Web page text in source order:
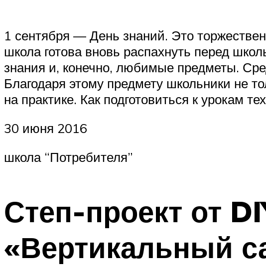
1 сентября — День знаний. Это
школа готова вновь распахнуть перед
знания и, конечно, любимые предметы.
Благодаря этому предмету школьники не
на практике. Как подготовиться к урокам
30 июня 2016
школа “Потребителя”
Степ-проект от
«Вертикальный